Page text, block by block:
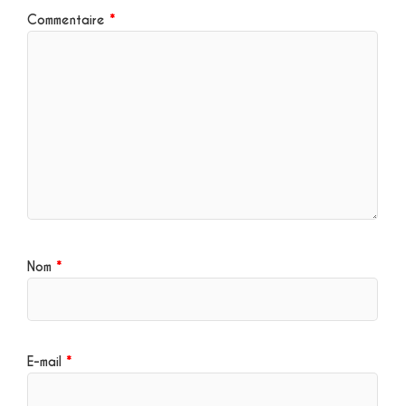
Commentaire *
Nom *
E-mail *